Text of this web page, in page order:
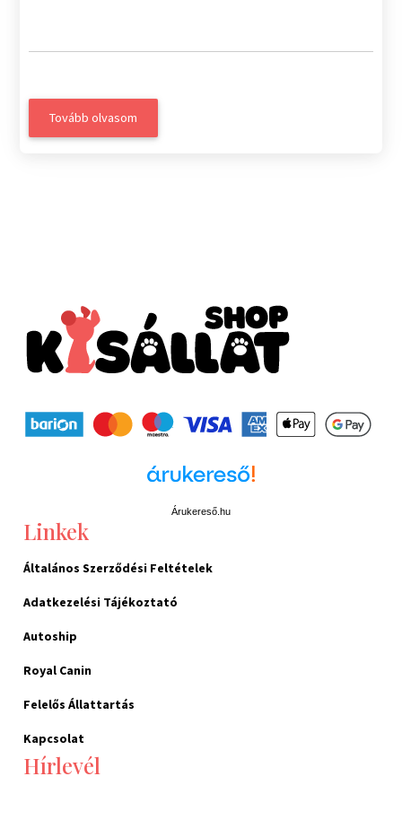
Tovább olvasom
Árukereső.hu
Linkek
Általános Szerződési Feltételek
Adatkezelési Tájékoztató
Autoship
Royal Canin
Felelős Állattartás
Kapcsolat
Hírlevél